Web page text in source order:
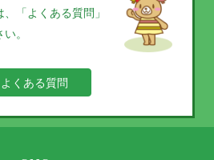
「よくある質問」
。
よくある質問